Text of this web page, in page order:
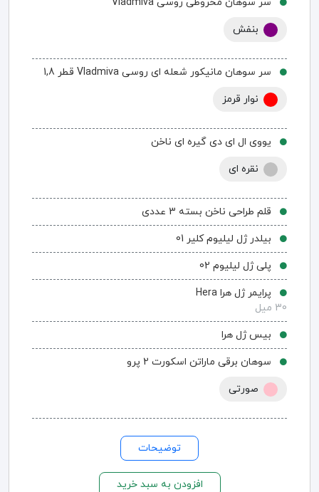
بنفش
سر سوهان مانیکور شعله ای روسی Vladmiva قطر 1,8
نوار قرمز
یووی ال ای دی گیره ای ناخن
نقره ای
قلم طراحی ناخن بسته 3 عددی
بیلدر ژل لیلیوم کلیر 01
پلی ژل لیلیوم 02
پرایمر ژل هرا Hera
30 میل
بیس ژل هرا
سوهان برقی ماراتن اسکورت 2 پرو
صورتی
توضیحات
افزودن به سبد خرید